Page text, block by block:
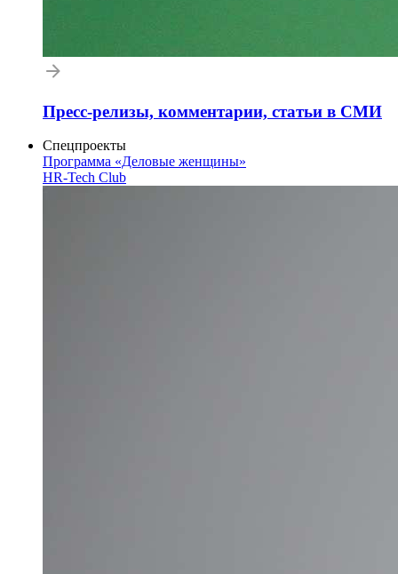
Пресс-релизы, комментарии, статьи в СМИ
Спецпроекты
Программа «Деловые женщины»
HR-Tech Club